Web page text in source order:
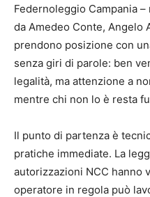
Federnoleggio Campania
da Amedeo Conte, Angelo
prendono posizione con
senza giri di parole: ben
legalità, ma attenzione a
mentre chi non lo è resta
Il punto di partenza è
pratiche immediate. La
autorizzazioni NCC hanno
operatore in regola può